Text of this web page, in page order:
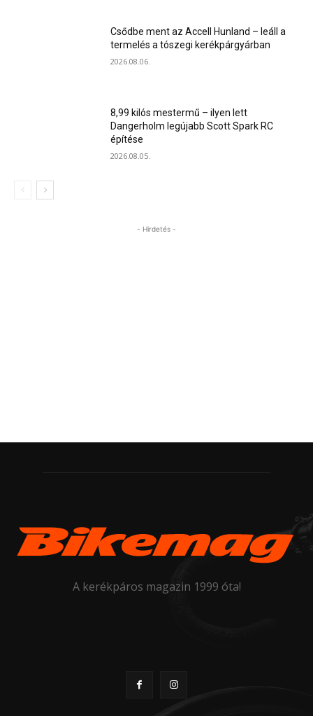
Csődbe ment az Accell Hunland – leáll a
termelés a tószegi kerékpárgyárban
2026.08.06.
8,99 kilós mestermű – ilyen lett
Dangerholm legújabb Scott Spark RC
építése
2026.08.05.
- Hirdetés -
A kerékpáros magazin 1999 óta!